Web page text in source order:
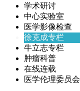
学术研讨
中心实验室
医学影像检查
徐克成专栏
牛立志专栏
肿瘤科普
在线连载
医学伦理委员会